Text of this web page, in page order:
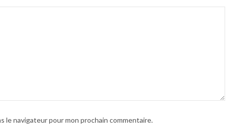
le navigateur pour mon prochain commentaire.